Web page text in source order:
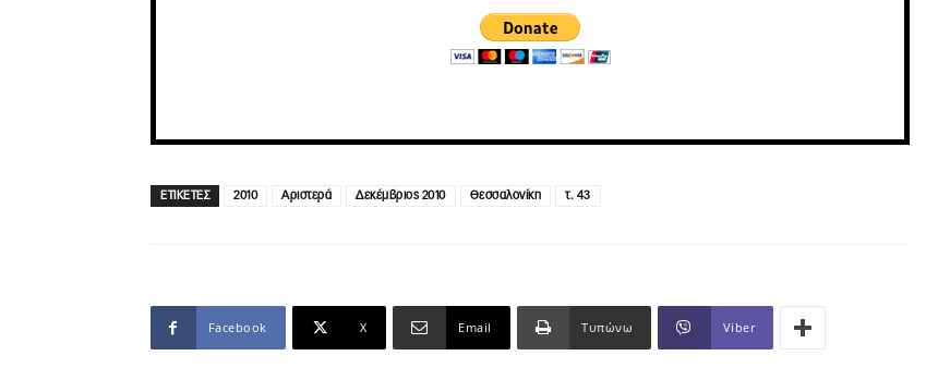
ΕΤΙΚΕΤΕΣ 2010 Αριστερά Δεκέμβριος 2010 Θεσσαλονίκη τ. 43
Facebook X Email Τυπώνω Viber